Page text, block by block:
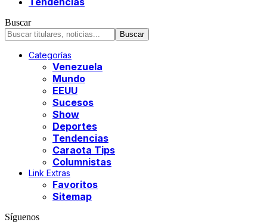
Buscar
Categorías
Venezuela
Mundo
EEUU
Sucesos
Show
Deportes
Tendencias
Caraota Tips
Columnistas
Link Extras
Favoritos
Sitemap
Síguenos